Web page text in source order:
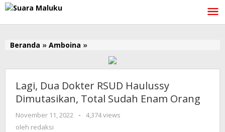
Lewati
konten
Beranda » Amboina »
Dokter
Haulussy
Dimutasikan,
Sudah
Lagi, Dua Dokter RSUD Haulussy
Dimutasikan, Total Sudah Enam Orang
November 11, 2022
oleh
-
4,374 views
oleh redaksi